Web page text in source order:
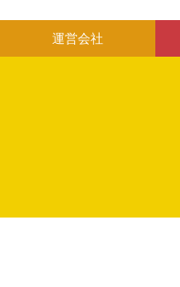
運営会社